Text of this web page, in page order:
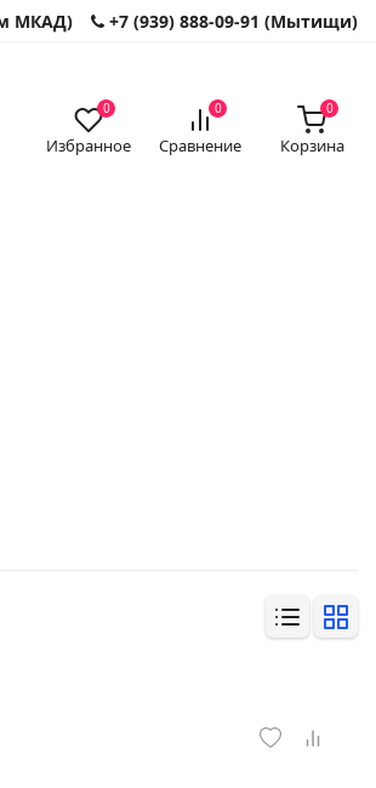
МКАД) +7 (939) 888-09-91 (Мытищи)
0
Избранное
0
Сравнение
0
Корзина